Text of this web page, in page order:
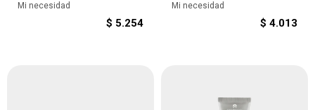
Mi necesidad
$ 5.254
Mi necesidad
$ 4.013